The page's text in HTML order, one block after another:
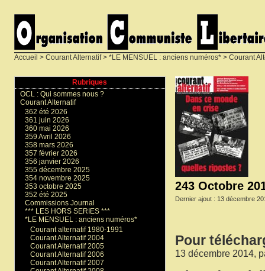
Accueil > Courant Alternatif> *LE MENSUEL : anciens numéros* > Courant
243 Octobre
Dernier ajout : 13 décembre
Pour
13 décembre 2014,
Rubriques
OCL : Qui sommes nous ?
Courant Alternatif
362 été 2026
361 juin 2026
360 mai 2026
359 Avril 2026
358 mars 2026
357 février 2026
356 janvier 2026
355 décembre 2025
354 novembre 2025
353 octobre 2025
352 été 2025
Commissions Journal
*** LES HORS SERIES ***
*LE MENSUEL : anciens numéros*
Courant alternatif 1980-1991
Courant Alternatif 2004
Courant Alternatif 2005
Courant Alternatif 2006
Courant Alternatif 2007